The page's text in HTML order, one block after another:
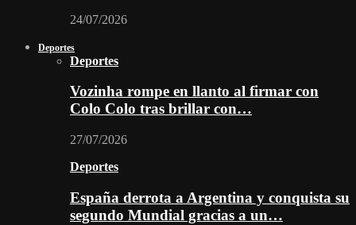
24/07/2026
Deportes
Deportes
Vozinha rompe en llanto al firmar con
Colo Colo tras brillar con…
27/07/2026
Deportes
España derrota a Argentina y conquista su
segundo Mundial gracias a un…